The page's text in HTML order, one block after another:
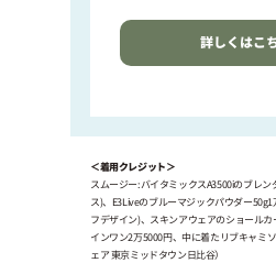
詳しくはこ
＜着用クレジット＞
スムージー:バイタミックスA3500iのブレ
ス)、E3Liveのブルーマジックパウダー
フデザイン)、スキンアウェアのショール
インワン2万5000円、中に着たリブキャミ
ェア 東京ミッドタウン日比谷）